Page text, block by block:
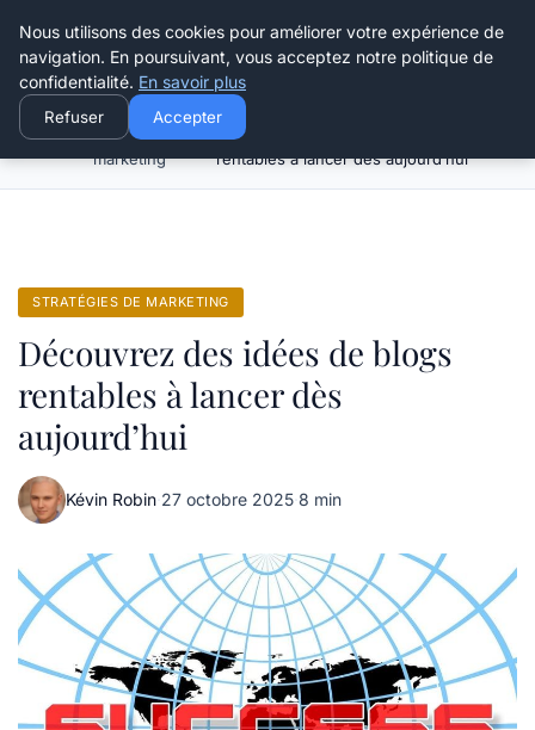
Henry Panky
Stratégies de
marketing
Découvrez des idées de blogs
rentables à lancer dès aujourd’hui
STRATÉGIES DE MARKETING
Découvrez des idées de blogs
rentables à lancer dès
aujourd’hui
Kévin Robin·27 octobre 2025·8 min
Nous utilisons des cookies pour améliorer votre expérience de
navigation. En poursuivant, vous acceptez notre politique de
confidentialité. En savoir plus
Refuser Accepter